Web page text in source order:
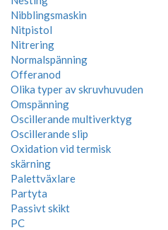
Nibblingsmaskin
Nitpistol
Nitrering
Normalspänning
Offeranod
Olika typer av skruvhuvuden
Omspänning
Oscillerande multiverktyg
Oscillerande slip
Oxidation vid termisk
skärning
Palettväxlare
Partyta
Passivt skikt
PC